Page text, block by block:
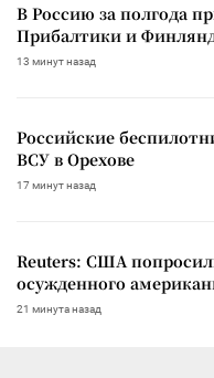
В Россию за полгода
Прибалтики и
13 минут назад
Российские
ВСУ в Орехове
17 минут назад
Reuters: США
осужденного
21 минута назад